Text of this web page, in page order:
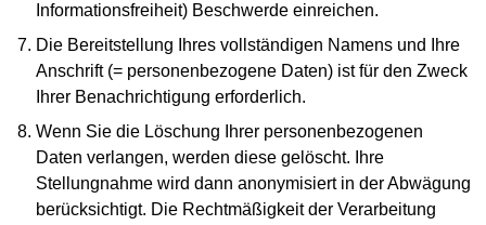
Informationsfreiheit) Beschwerde einreichen.
Die Bereitstellung Ihres vollständigen Namens und Ihre
Anschrift (= personenbezogene Daten) ist für den Zweck
Ihrer Benachrichtigung erforderlich.
Wenn Sie die Löschung Ihrer personenbezogenen
Daten verlangen, werden diese gelöscht. Ihre
Stellungnahme wird dann anonymisiert in der Abwägung
berücksichtigt. Die Rechtmäßigkeit der Verarbeitung